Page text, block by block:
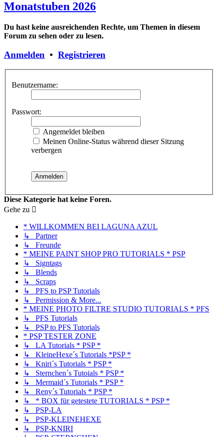
Monatstuben 2026
Du hast keine ausreichenden Rechte, um Themen in diesem
Forum zu sehen oder zu lesen.
Anmelden • Registrieren
Benutzername:
Passwort:
Angemeldet bleiben
Meinen Online-Status während dieser Sitzung
verbergen
Diese Kategorie hat keine Foren.
Gehe zu
* WILLKOMMEN BEI LAGUNA AZUL
↳ Partner
↳ Freunde
* MEINE PAINT SHOP PRO TUTORIALS * PSP
↳ Signtags
↳ Blends
↳ Scraps
↳ PFS to PSP Tutorials
↳ Permission & More...
* MEINE PHOTO FILTRE STUDIO TUTORIALS * PFS
↳ PFS Tutorials
↳ PSP to PFS Tutorials
* PSP TESTER ZONE
↳ LA Tutorials * PSP *
↳ KleineHexe´s Tutorials *PSP *
↳ Kniri´s Tutorials * PSP *
↳ Sternchen´s Tutoials * PSP *
↳ Mermaid´s Tutorials * PSP *
↳ Reny´s Tutorials * PSP *
↳ * BOX für getestete TUTORIALS * PSP *
↳ PSP-LA
↳ PSP-KLEINEHEXE
↳ PSP-KNIRI